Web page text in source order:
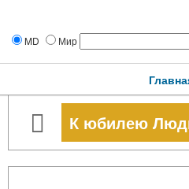
MD Мир
К юбилею